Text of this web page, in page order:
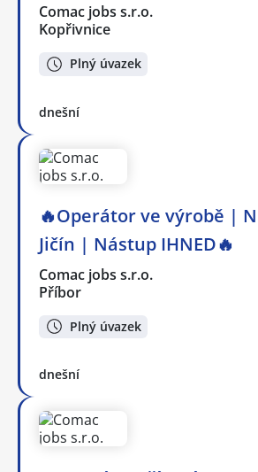
Comac jobs s.r.o.
Kopřivnice
Plný úvazek
dnešní
🔥Operátor ve výrobě |
Jičín | Nástup IHNED🔥
Comac jobs s.r.o.
Příbor
Plný úvazek
dnešní